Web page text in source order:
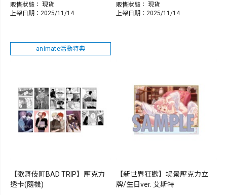
販售狀態： 現貨
上架日期：2025/11/14
販售狀態： 現貨
上架日期：2025/11/14
animate活動特典
【歌舞伎町BAD TRIP】壓克力
透卡(隨機)
【新世界狂歡】場景壓克力立
牌/生日ver. 艾斯特